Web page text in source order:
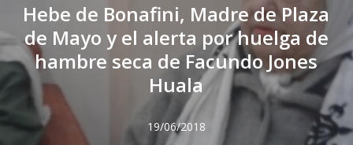
Hebe de Bonafini, Madre de Plaza
de Mayo y el alerta por huelga de
hambre seca de Facundo Jones
Huala
19/06/2018